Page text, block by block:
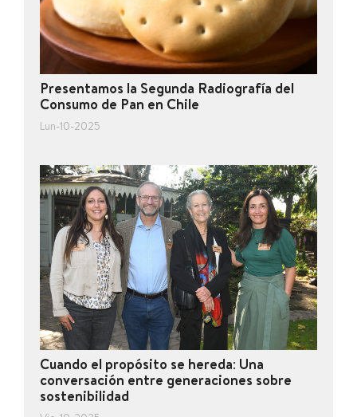
Presentamos la Segunda Radiografía del
Consumo de Pan en Chile
Lun-10-2025
Cuando el propósito se hereda: Una
conversación entre generaciones sobre
sostenibilidad